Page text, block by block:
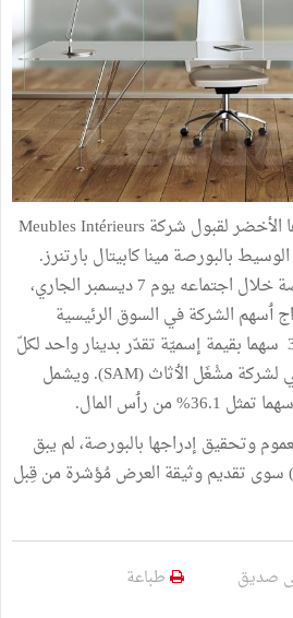
منحت بورصة تونس ضوءها الأخضر لقبول شركة Meubles Intérieurs
بالبورصة مينا كابيتال بارتنرز.
وقد قرر مجلس إدارة البورصة خلال اجتماعه يوم 7 ديسمبر الجاري،
ٲسهم الشركة في السوق الرئيسية
للبورصة من خلال4 213 360 سهما بقيمة إسميّة تقدّر بدينار واحد لكلّ
سهم تمثل رٲس المالي الحالي لشركة مشْغَل الٲثاث (SAM). ويشمل
وتحقيق إدراجها بالبورصة، لم يبق
للشركة (Meubles Intérieurs) سوى تقديم وثيقة العرض مُؤشرة من قِبل
صديق طباعة